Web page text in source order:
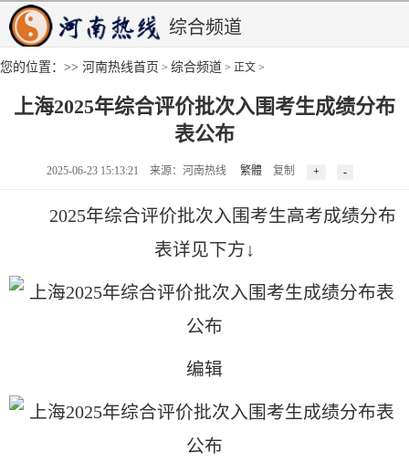
综合频道
您的位置：>> 河南热线首页 > 综合频道 > 正文 >
上海2025年综合评价批次入围考生成绩分布
表公布
2025-06-23 15:13:21 来源：河南热线 繁體 复制
2025年综合评价批次入围考生高考成绩分布
表详见下方↓
编辑